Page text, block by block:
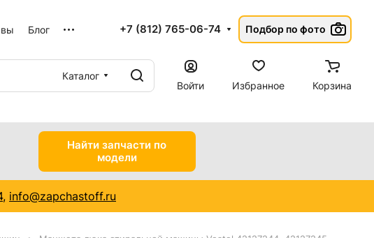
Блог +7 (812) 765-06-74 Подбор по фото
Каталог
Войти
Избранное Корзина
Найти запчасти по
модели
, info@zapchastoff.ru